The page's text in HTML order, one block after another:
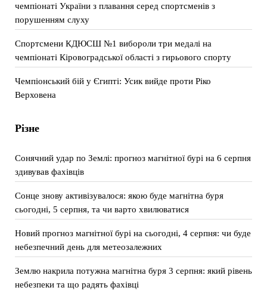
чемпіонаті України з плавання серед спортсменів з
порушенням слуху
Спортсмени КДЮСШ №1 вибороли три медалі на
чемпіонаті Кіровоградської області з гирьового спорту
Чемпіонський бій у Єгипті: Усик вийде проти Ріко
Верховена
Різне
Сонячний удар по Землі: прогноз магнітної бурі на 6 серпня
здивував фахівців
Сонце знову активізувалося: якою буде магнітна буря
сьогодні, 5 серпня, та чи варто хвилюватися
Новий прогноз магнітної бурі на сьогодні, 4 серпня: чи буде
небезпечний день для метеозалежних
Землю накрила потужна магнітна буря 3 серпня: який рівень
небезпеки та що радять фахівці